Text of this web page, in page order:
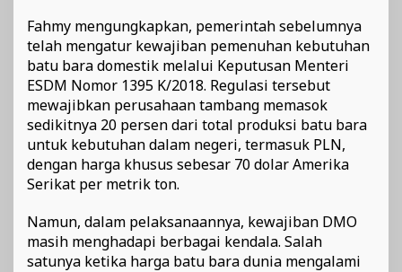
Fahmy mengungkapkan, pemerintah sebelumnya
telah mengatur kewajiban pemenuhan kebutuhan
batu bara domestik melalui Keputusan Menteri
ESDM Nomor 1395 K/2018. Regulasi tersebut
mewajibkan perusahaan tambang memasok
sedikitnya 20 persen dari total produksi batu bara
untuk kebutuhan dalam negeri, termasuk PLN,
dengan harga khusus sebesar 70 dolar Amerika
Serikat per metrik ton.
Namun, dalam pelaksanaannya, kewajiban DMO
masih menghadapi berbagai kendala. Salah
satunya ketika harga batu bara dunia mengalami